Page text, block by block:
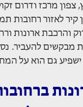
מרכז ודרום
קיר לאזור רחובות
והרכבת ארונות
מבקשים להעביר.
גם הוא על